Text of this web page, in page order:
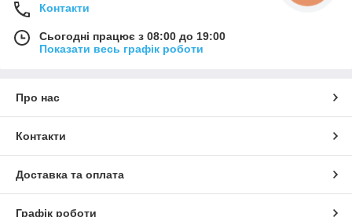
Контакти
Сьогодні працює з 08:00 до 19:00
Показати весь графік роботи
Про нас
Контакти
Доставка та оплата
Графік роботи